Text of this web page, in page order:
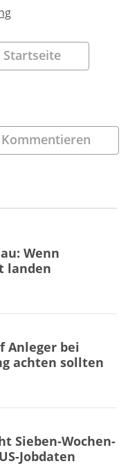
Startseite
Kommentieren
Wenn
landen
Anleger bei
achten sollten
Sieben-Wochen-
Jobdaten